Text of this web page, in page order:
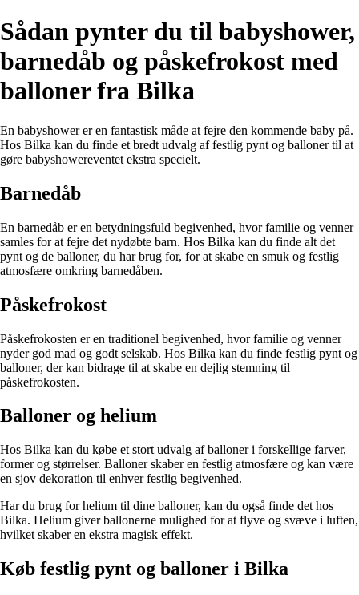
Sådan pynter du til babyshower,
barnedåb og påskefrokost med
balloner fra Bilka
En babyshower er en fantastisk måde at fejre den kommende baby på.
Hos Bilka kan du finde et bredt udvalg af festlig pynt og balloner til at
gøre babyshowereventet ekstra specielt.
Barnedåb
En barnedåb er en betydningsfuld begivenhed, hvor familie og venner
samles for at fejre det nydøbte barn. Hos Bilka kan du finde alt det
pynt og de balloner, du har brug for, for at skabe en smuk og festlig
atmosfære omkring barnedåben.
Påskefrokost
Påskefrokosten er en traditionel begivenhed, hvor familie og venner
nyder god mad og godt selskab. Hos Bilka kan du finde festlig pynt og
balloner, der kan bidrage til at skabe en dejlig stemning til
påskefrokosten.
Balloner og helium
Hos Bilka kan du købe et stort udvalg af balloner i forskellige farver,
former og størrelser. Balloner skaber en festlig atmosfære og kan være
en sjov dekoration til enhver festlig begivenhed.
Har du brug for helium til dine balloner, kan du også finde det hos
Bilka. Helium giver ballonerne mulighed for at flyve og svæve i luften,
hvilket skaber en ekstra magisk effekt.
Køb festlig pynt og balloner i Bilka